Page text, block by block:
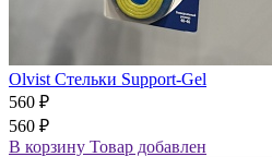
Olvist Стельки Support-Gel
560 ₽
560 ₽
В корзину Товар добавлен